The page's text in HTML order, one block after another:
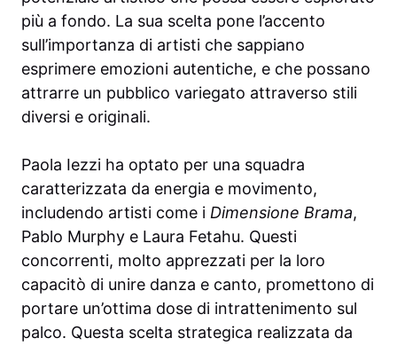
più a fondo. La sua scelta pone l’accento
sull’importanza di artisti che sappiano
esprimere emozioni autentiche, e che possano
attrarre un pubblico variegato attraverso stili
diversi e originali.
Paola Iezzi ha optato per una squadra
caratterizzata da energia e movimento,
includendo artisti come i Dimensione Brama,
Pablo Murphy e Laura Fetahu. Questi
concorrenti, molto apprezzati per la loro
capacitò di unire danza e canto, promettono di
portare un’ottima dose di intrattenimento sul
palco. Questa scelta strategica realizzata da